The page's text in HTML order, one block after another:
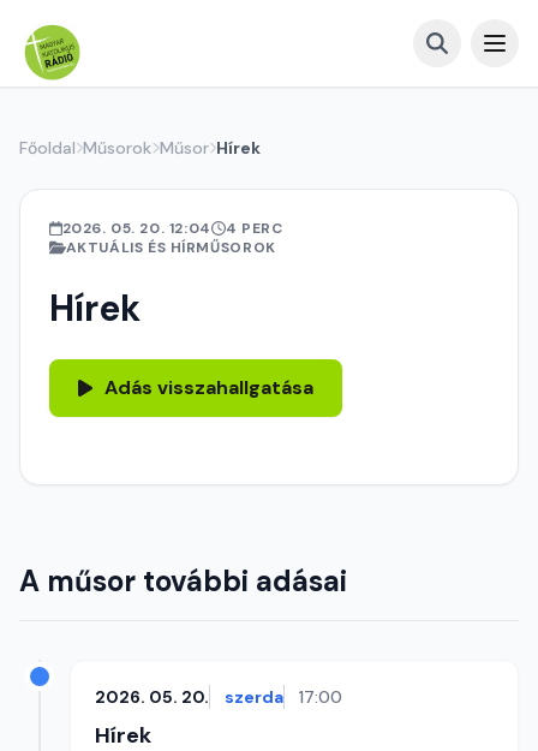
Főoldal Műsorok Műsor Hírek
2026. 05. 20. 12:04
4 PERC
AKTUÁLIS ÉS HÍRMŰSOROK
Hírek
Adás visszahallgatása
A műsor további adásai
2026. 05. 20. szerda 17:00
Hírek